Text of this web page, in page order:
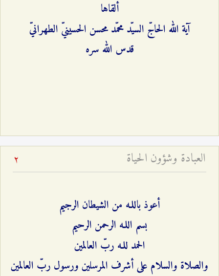
ألقاها
آية الله الحاجّ السيّد محمّد محسن الحسينيّ الطهرانيّ
قدس الله سره
العبادة وشؤون الحياة 2
أعوذ باللـه من الشيطان الرجيم
بسم اللـه الرحمن الرحيم
الحمد للـه ربّ العالمين
والصلاة والسلام على أشرف المرسلين ورسول ربّ العالمين